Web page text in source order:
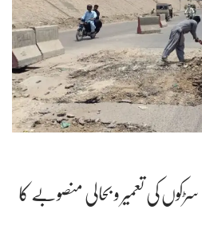
سڑکوں کی تعمیر و بحالی منصوبے کا